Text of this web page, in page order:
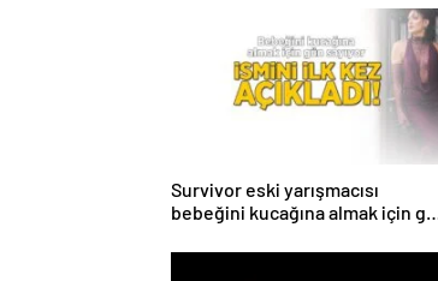
Survivor eski yarışmacısı
bebeğini kucağına almak için gün